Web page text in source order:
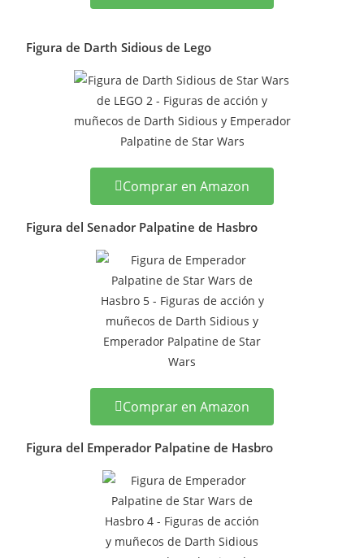
Figura de Darth Sidious de Lego
Comprar en Amazon
Figura del Senador Palpatine de Hasbro
Comprar en Amazon
Figura del Emperador Palpatine de Hasbro